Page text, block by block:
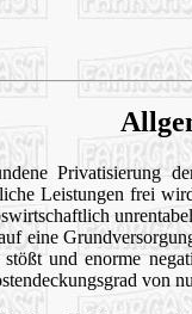
Privatisierung
Leistungen frei
eine
stößt und enorme
von